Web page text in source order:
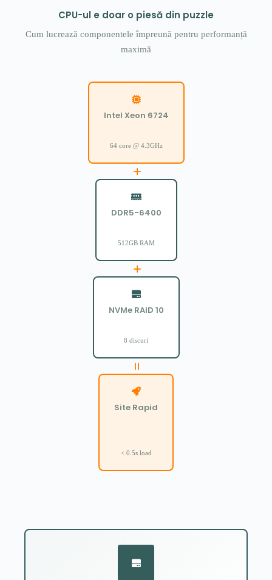
CPU-ul e doar o piesă din puzzle
Cum lucrează componentele împreună pentru performanță
maximă
Intel Xeon 6724
64 core @ 4.3GHz
DDR5-6400
512GB RAM
NVMe RAID 10
8 discuri
Site Rapid
< 0.5s load